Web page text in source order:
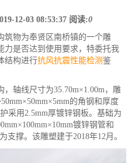
12-03 08:53:37 阅读:0
物为奉贤区南桥镇的一个雕
力是否达到使用要求，特委托我
结构进行抗风抗震性能检测 鉴
轴线尺寸为35.70m×1.00m，雕
的角钢和厚度
采用2.5mm厚镀锌钢板。基础为
镀锌钢管和
支撑。该雕塑建于2018年12月。